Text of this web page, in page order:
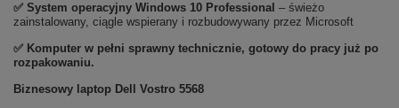
✅ System operacyjny Windows 10 Professional – świeżo
zainstalowany, ciągle wspierany i rozbudowywany przez Microsoft
✅ Komputer w pełni sprawny technicznie, gotowy do pracy już po
rozpakowaniu.
Biznesowy laptop Dell Vostro 5568